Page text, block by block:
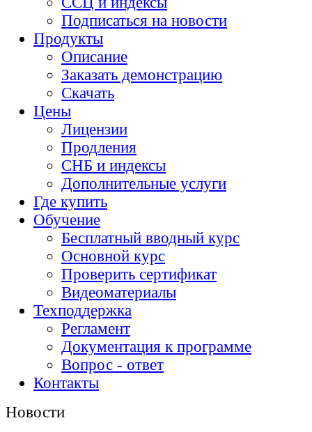
Подписаться на новости
Продукты
Описание
Заказать демонстрацию
Скачать
Цены
Лицензии
Продления
СНБ и индексы
Дополнительные услуги
Где купить
Обучение
Бесплатный вводный курс
Основной курс
Проверить сертификат
Видеоматериалы
Техподдержка
Регламент
Документация к программе
Вопрос - ответ
Контакты
Новости